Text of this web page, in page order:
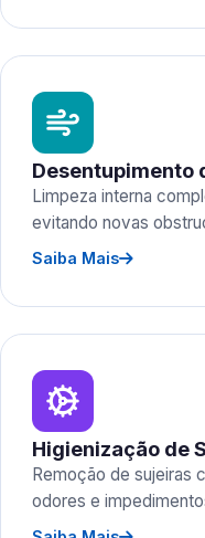
Desentupimento
Limpeza interna
evitando novas
Saiba Mais
Higienização de
Remoção de sujeiras
odores e